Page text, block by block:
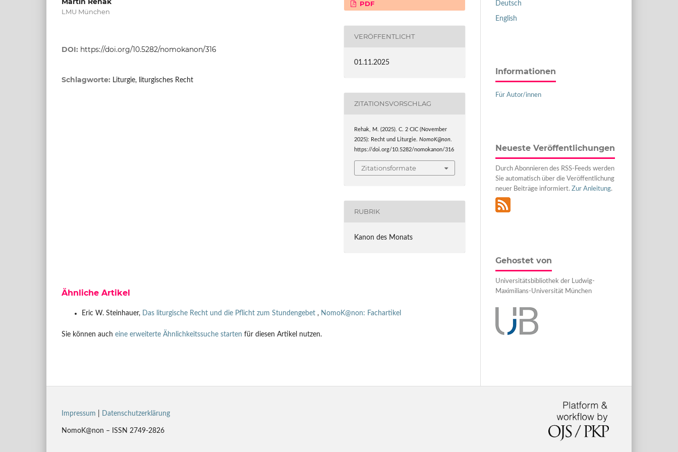
LMU München
DOI: https://doi.org/10.5282/nomokanon/316
Schlagworte: Liturgie, liturgisches Recht
PDF
VERÖFFENTLICHT
01.11.2025
ZITATIONSVORSCHLAG
Rehak, M. (2025). C. 2 CIC (November
2025): Recht und Liturgie.NomoK@non.
https://doi.org/10.5282/nomokanon/316
Zitationsformate
RUBRIK
Kanon des Monats
Ähnliche Artikel
Eric W. Steinhauer, Das liturgische Recht und die Pflicht zum Stundengebet , NomoK@non: Fachartikel
Sie können auch eine erweiterte Ähnlichkeitssuche starten für diesen Artikel nutzen.
Deutsch
English
Informationen
Für Autor/innen
Neueste Veröffentlichungen
Durch Abonnieren des RSS-Feeds werden
Sie automatisch über die Veröffentlichung
neuer Beiträge informiert. Zur Anleitung.
Gehostet von
Universitätsbibliothek der Ludwig-
Maximilians-Universität München
Impressum Datenschutzerklärung
NomoK@non – ISSN 2749-2826